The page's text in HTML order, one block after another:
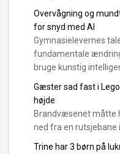
Overvågning og
for snyd med AI
Gymnasielevernes
fundamentale
bruge kunstig
Gæster sad fast i
højde
Brandvæsenet måtte
ned fra en rutsjebane i
Trine har 3 børn på